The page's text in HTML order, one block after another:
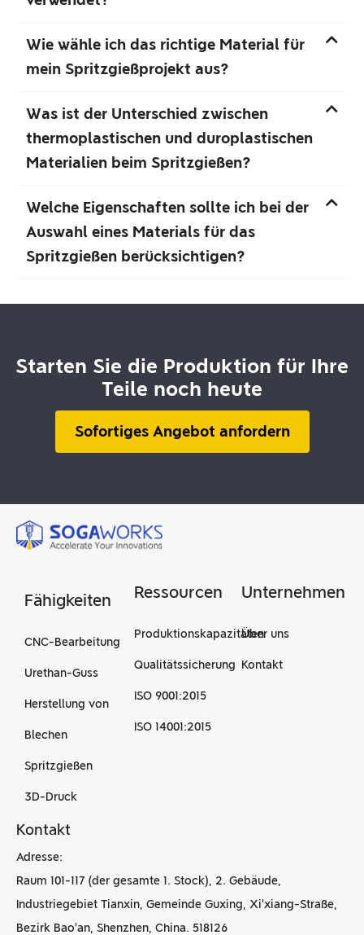
Wie wähle ich das richtige Material für
mein Spritzgießprojekt aus?
Was ist der Unterschied zwischen
thermoplastischen und duroplastischen
Materialien beim Spritzgießen?
Welche Eigenschaften sollte ich bei der
Auswahl eines Materials für das
Spritzgießen berücksichtigen?
Starten Sie die Produktion für Ihre
Teile noch heute
Sofortiges Angebot anfordern
Fähigkeiten
CNC-Bearbeitung
Urethan-Guss
Herstellung von
Blechen
Spritzgießen
3D-Druck
Ressourcen
Produktionskapazitäten
Qualitätssicherung
ISO 9001:2015
ISO 14001:2015
Unternehmen
Über uns
Kontakt
Kontakt
Adresse:
Raum 101-117 (der gesamte 1. Stock), 2. Gebäude,
Industriegebiet Tianxin, Gemeinde Guxing, Xi'xiang-Straße,
Bezirk Bao'an, Shenzhen, China. 518126